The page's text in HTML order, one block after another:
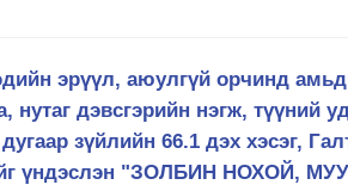
эрүүл, аюулгүй орчинд
нутаг дэвсгэрийн нэгж, түүний
зүйлийн 66.1 дэх хэсэг,
үндэслэн "ЗОЛБИН НОХОЙ,